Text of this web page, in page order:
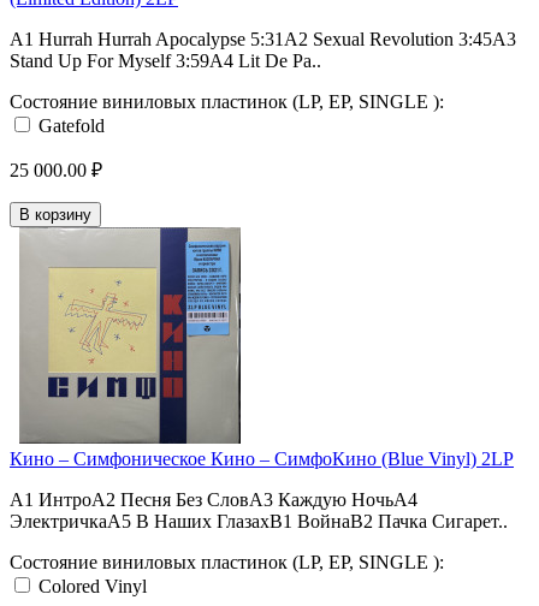
A1 Hurrah Hurrah Apocalypse 5:31A2 Sexual Revolution 3:45A3
Stand Up For Myself 3:59A4 Lit De Pa..
Состояние виниловых пластинок (LP, EP, SINGLE ):
Gatefold
25 000.00 ₽
В корзину
Кино ‎– Симфоническое Кино – СимфоКино (Blue Vinyl) 2LP
A1 ИнтроA2 Песня Без СловA3 Каждую НочьA4
ЭлектричкаA5 В Наших ГлазахB1 ВойнаB2 Пачка Сигарет..
Состояние виниловых пластинок (LP, EP, SINGLE ):
Colored Vinyl